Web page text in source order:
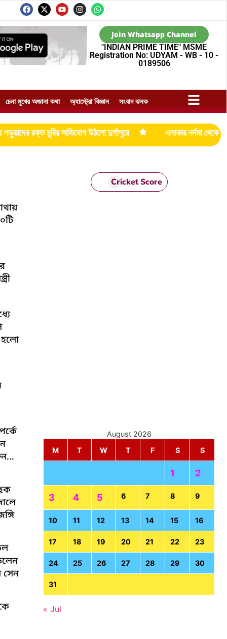
Join Whatsapp Channel
"INDIAN PRIME TIME" MSME
Registration No: UDYAM - WB - 10 -
0189506
চেনা মুখের অজানা কথা অ্যাস্ট্রো বিজ্ঞান সংবাদ ঝলক
উঠলো দুর্গাপুরে এলাকার নর্দমা থেকে উদ্ধার প্রচুর পরিমাণ
হলো
সেন
Cricket Score
August 2026
M
T W T F S S
1 2
3 4 5 6 7 8 9
10 11 12 13 14 15 16
17 18 19 20 21 22 23
24 25 26 27 28 29 30
31
« Jul